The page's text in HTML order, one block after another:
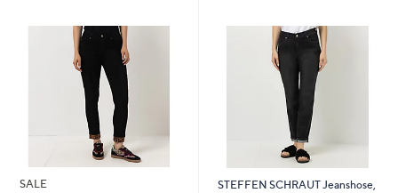
SALE
STEFFEN SCHRAUT Jeanshose,